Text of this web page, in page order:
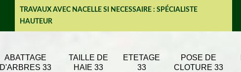
TRAVAUX AVEC NACELLE SI NECESSAIRE : SPÉCIALISTE
HAUTEUR
ABATTAGE
D'ARBRES 33
TAILLE DE
HAIE 33
ETETAGE
33
POSE DE
CLOTURE 33